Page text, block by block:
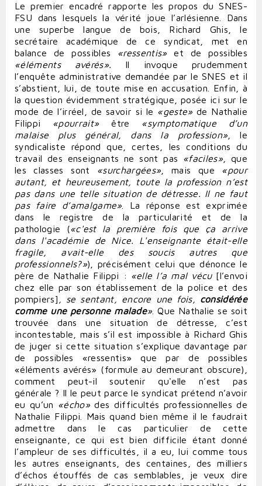
Le premier encadré rapporte les propos du SNES-
FSU dans lesquels la vérité joue l’arlésienne. Dans
une superbe langue de bois, Richard Ghis, le
secrétaire académique de ce syndicat, met en
balance de possibles «ressentis»et de possibles
«éléments avérés». Il invoque prudemment
l’enquête administrative demandée par le SNES et il
s’abstient, lui, de toute mise en accusation. Enfin, à
la question évidemment stratégique, posée ici sur le
mode de l’irréel, de savoir si le «geste»de Nathalie
Filippi «pourrait»être «symptomatique d’un
malaise plus général, dans la profession», le
syndicaliste répond que, certes, les conditions du
travail des enseignants ne sont pas «faciles», que
les classes sont «surchargées», mais que «pour
autant, et heureusement, toute la profession n’est
pas dans une telle situation de détresse. Il ne faut
pas faire d’amalgame». La réponse est exprimée
dans le registre de la particularité et de la
pathologie («c'est la première fois que ça arrive
dans l'académie de Nice. L'enseignante était-elle
fragile, avait-elle des soucis autres que
professionnels?»), précisément celui que dénonce le
père de Nathalie Filippi : «elle l’a mal vécu [l’envoi
chez elle par son établissement de la police et des
pompiers] , se sentant, encore une fois, considérée
comme une personne malade». Que Nathalie se soit
trouvée dans une situation de détresse, c’est
incontestable, mais s’il est impossible à Richard Ghis
de juger si cette situation s’explique davantage par
de possibles «ressentis» que par de possibles
«éléments avérés» (formule au demeurant obscure),
comment peut-il soutenir qu'elle n’est pas
générale ? Il le peut parce le syndicat prétend n’avoir
eu qu’un «écho»des difficultés professionnelles de
Nathalie Filippi. Mais quand bien même il le faudrait
admettre dans le cas particulier de cette
enseignante, ce qui est bien difficile étant donné
l’ampleur de ses difficultés, il a eu, lui comme tous
les autres enseignants, des centaines, des milliers
d’échos étouffés de cas semblables, je veux dire